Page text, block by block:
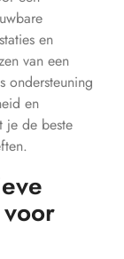
en
van een
ondersteuning
en
je de beste